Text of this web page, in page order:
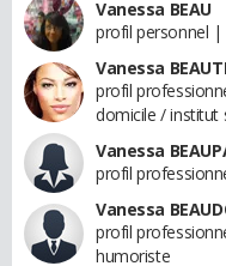
Vanessa BEAU
profil personnel |
Vanessa
profil
domicile / institut
Vanessa
profil
Vanessa
profil
humoriste